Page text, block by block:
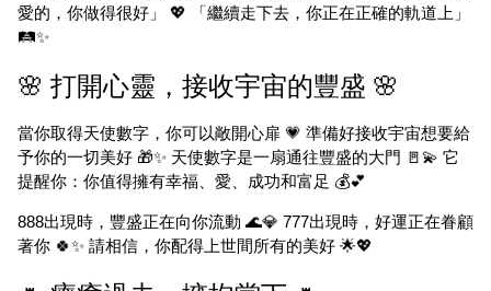
愛的，你做得很好」 💖 「繼續走下去，你正在正確的軌道上」
🛤️✨
🌸 打開心靈，接收宇宙的豐盛 🌸
當你取得天使數字，你可以敞開心扉 💗 準備好接收宇宙想要給
予你的一切美好 🎁✨ 天使數字是一扇通往豐盛的大門 🚪💫 它
提醒你：你值得擁有幸福、愛、成功和富足 💰💕
888出現時，豐盛正在向你流動 🌊💎 777出現時，好運正在眷顧
著你 🍀✨ 請相信，你配得上世間所有的美好 🌟💖